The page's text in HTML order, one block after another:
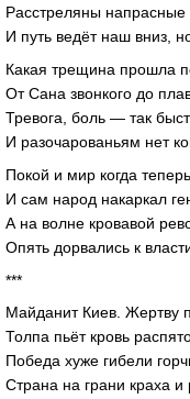
Расстреляны
И путь ведёт наш вниз,
Какая трещина прошла
От Сана звонкого до
Тревога, боль — так
И разочарованьям нет
Покой и мир когда
И сам народ накаркал
А на волне кровавой
Опять дорвались к
***
Майданит Киев. Жертву
Толпа пьёт кровь
Победа хуже гибели
Страна на грани краха и